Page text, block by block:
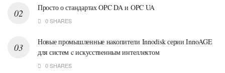
Просто о стандартах OPC DA и OPC UA
0 SHARES
Новые промышленные накопители Innodisk серии InnoAGE
для систем c искусственным интеллектом
0 SHARES